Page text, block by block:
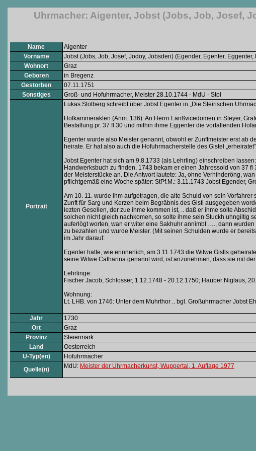
Uhrmacher: Aigenter, Jobst (Jobs, Job, Josef,
Name
Aigenter
Vorname
Jobst (Jobs, Job, Josef, Jodoy, Jobsden) (Egender, Egenter,
Wohnort
Graz
Geboren
in Bregenz
Gestorben
07.11.1751
Sonstiges
Groß- und Hofuhrmacher, Meister 28.10.1744 - MdU - Stol
Portrait
Lukas Stolberg schreibt über Jobst Egenter in „Die Steirischen
Hofkammerakten (Anm. 136): An Herrn Lanßvicedomen in Steyer,
Bestallung pr. 37 fl 30 und mithin ihme Eggenter die vorfallenden
Egenter wurde also Meister genannt, obwohl er Zunftmeister erst ab
heirate. Er hat also auch die Hofuhrmacherstelle des Gistel
Jobst Egenter hat sich am 9.8.1733 (als Lehrling) einschreiben
Handwerksbuch zu finden. 1743 bekam er einen Jahressold von 37
der Meisterstücke an. Die Antwort lautete: Ja, ohne Verhinderöng,
pflichtgemäß eine Woche später: StPf.M.: 3.11.1743 Jobst Egender,
Am 10. 11. wurde ihm aufgetragen, die alte Schuld von sein
Zunft für Sarg und Kerzen beim Begräbnis des Gistl ausgegeben
lezten Gesellen, der zue ihme kommen ist, .. daß er ihme solte
solchen nicht gleich nachkomen, so solte ihme sein Stuckh uhngiltig
auferlögt worten, wan er witer eine Sakhuhr annimbt …., dann
zu bezahlen und wurde Meister. (Mit seinen Schulden wurde er
im Jahr darauf:
Egenter hatte, wie erinnerlich, am 3.11.1743 die Witwe Gistls
seine Witwe Catharina genannt wird, ist anzunehmen, dass sie mit
Lehrlinge:
Fischer Jacob, Schlosser, 1.12.1748 - 20.12.1750; Hauber Niglaus,
Wohnung:
Lt. LHB. von 1746: Unter dem Muhrthor .. bgl. Großuhrmacher Jobst
Jahr
1730
Ort
Graz
Provinz
Steiermark
Land
Oesterreich
U-Typ(en)
Hofuhrmacher
Quelle(n)
MdU: Meister der Uhrmacherkunst, Wuppertal, 1. Auflage 1977